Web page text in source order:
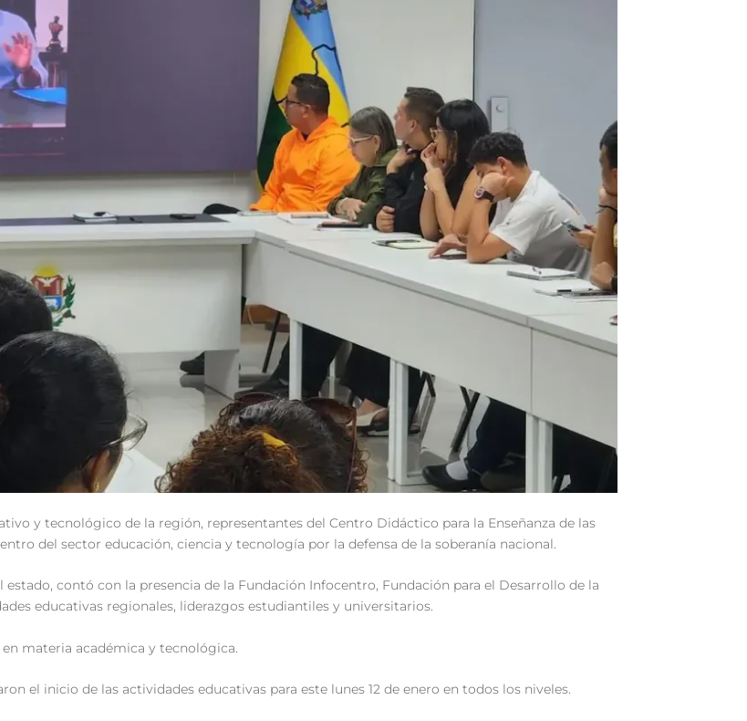
y tecnológico de la región, representantes del Centro Didáctico para la Enseñanza de las
del sector educación, ciencia y tecnología por la defensa de la soberanía nacional.
contó con la presencia de la Fundación Infocentro, Fundación para el Desarrollo de la
educativas regionales, liderazgos estudiantiles y universitarios.
materia académica y tecnológica.
el inicio de las actividades educativas para este lunes 12 de enero en todos los niveles.